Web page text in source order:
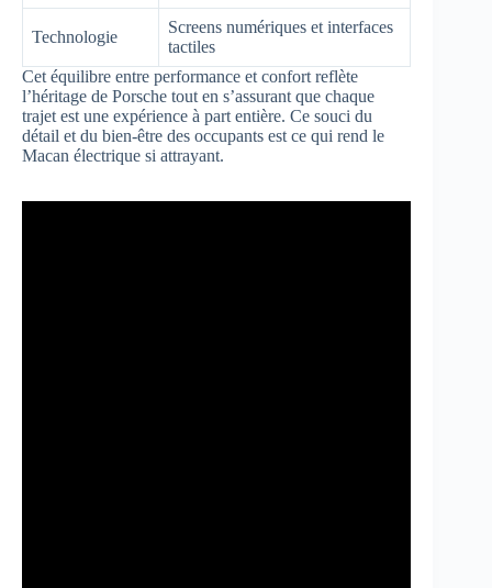
Technologie
Screens numériques et interfaces
tactiles
Cet équilibre entre performance et confort reflète
l’héritage de Porsche tout en s’assurant que chaque
trajet est une expérience à part entière. Ce souci du
détail et du bien-être des occupants est ce qui rend le
Macan électrique si attrayant.